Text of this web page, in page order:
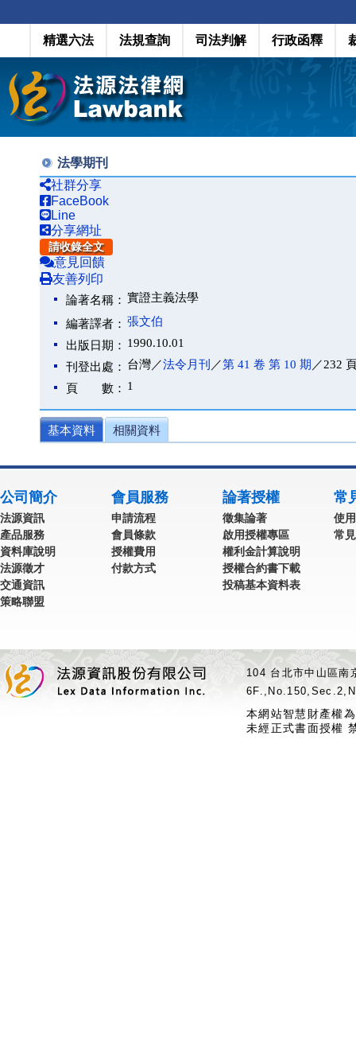
精選六法 法規查詢 司法判解 行政函釋
法學期刊
社群分享
FaceBook
Line
分享網址
請收錄全文
意見回饋
友善列印
論著名稱： 實證主義法學
編著譯者： 張文伯
出版日期： 1990.10.01
刊登出處： 台灣／法令月刊 ／第 41 卷 第 10 期 ／232
頁 數： 1
基本資料 相關資料
公司簡介
法源資訊
產品服務
資料庫說明
法源徵才
交通資訊
策略聯盟
會員服務
申請流程
會員條款
授權費用
付款方式
論著授權
徵集論著
啟用授權專區
權利金計算說明
授權合約書下載
投稿基本資料表
常
使
常
104 台北市中山區
本網站智慧財產權
未經正式書面授權